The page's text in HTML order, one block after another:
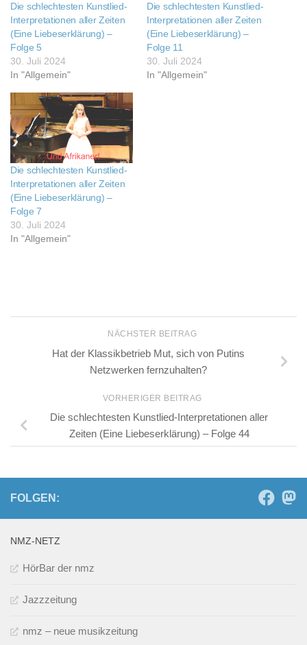
Die schlechtesten Kunstlied-
Interpretationen aller Zeiten
(Eine Liebeserklärung) –
Folge 5
30. Juli 2024
In "Allgemein"
Die schlechtesten Kunstlied-
Interpretationen aller Zeiten
(Eine Liebeserklärung) –
Folge 11
30. Juli 2024
In "Allgemein"
Die schlechtesten Kunstlied-
Interpretationen aller Zeiten
(Eine Liebeserklärung) –
Folge 7
30. Juli 2024
In "Allgemein"
NÄCHSTER BEITRAG
Hat der Klassikbetrieb Mut, sich von Putins
Netzwerken fernzuhalten?
VORHERIGER BEITRAG
Die schlechtesten Kunstlied-Interpretationen aller
Zeiten (Eine Liebeserklärung) – Folge 44
FOLGEN:
NMZ-NETZ
HörBar der nmz
Jazzzeitung
nmz – neue musikzeitung